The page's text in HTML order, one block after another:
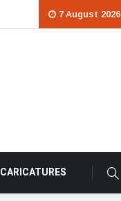
7 August 2026
CARICATURES